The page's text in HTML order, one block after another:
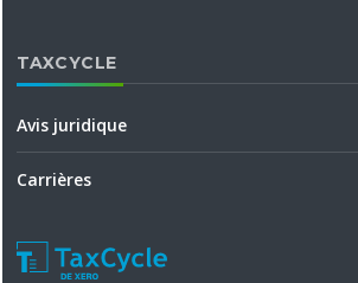
TAXCYCLE
Avis juridique
Carrières